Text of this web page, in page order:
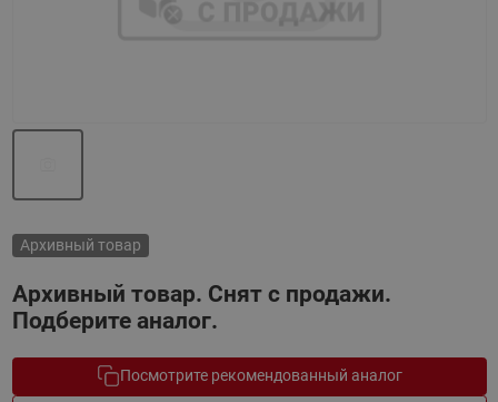
Архивный товар
Архивный товар. Снят с продажи.
Подберите аналог.
Посмотрите рекомендованный аналог